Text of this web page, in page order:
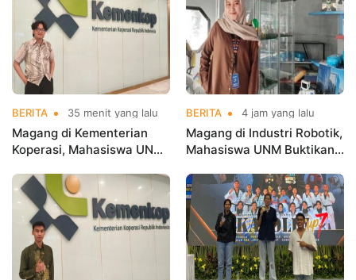
BERITA 35 menit yang lalu
Magang di Kementerian
Koperasi, Mahasiswa UNM
Siap Hadapi Dunia Kerja
BERITA 4 jam yang lalu
Magang di Industri Robotik,
Mahasiswa UNM Buktikan
dengan Dunia Kerja